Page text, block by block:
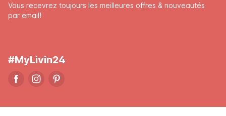
Vous recevrez toujours les meilleures offres & nouveautés
par email!
#MyLivin24